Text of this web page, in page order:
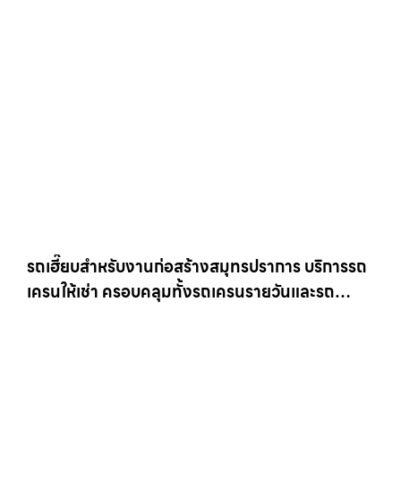
รถเฮี๊ยบสำหรับงานก่อสร้างสมุทรปราการ บริการรถ
เครนให้เช่า ครอบคลุมทั้งรถเครนรายวันและรถ